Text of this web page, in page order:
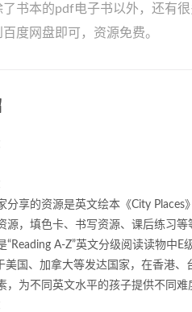
了书本的pdf电子书以外，还有
百度网盘即可，资源免费。
分享的资源是英文绘本《City
源，填色卡、书写资源、课后练习等
“Reading A-Z”英文分级阅读读物中E
美国、加拿大等发达国家，在香港
，为不同英文水平的孩子提供不同难